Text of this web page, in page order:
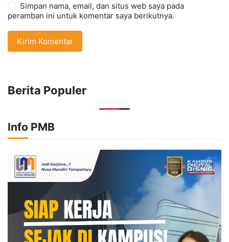
Simpan nama, email, dan situs web saya pada
peramban ini untuk komentar saya berikutnya.
Berita Populer
Info PMB